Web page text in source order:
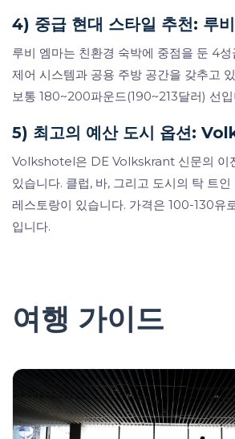
4) 중급 현대 스타일 추천: 루
루비 엠마는 친환경 숙박에 중점을 둔 4
제어 시스템과 공용 주방 공간을 갖추고
보통 180~200파운드(190~213달러) 선입
5) 최고의 예산 도시 옵션:
Volkshotel은 DE Volkskrant 신문의 이
있습니다. 클럽, 바, 그리고 도시의 탁 트
레스토랑이 있습니다. 가격은 100-130유
입니다.
여행 가이드